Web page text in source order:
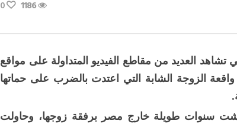
1186
0
العديد من مقاطع الفيديو المتداولة على مواقع
واقعة الزوجة الشابة التي اعتدت بالضرب على حماتها
سنوات طويلة خارج مصر برفقة زوجها، وحاولت